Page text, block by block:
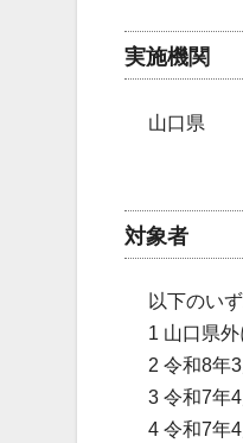
実施機関
山口県
対象者
以下のい
1 山口県
2 令和8年
3 令和7年
4 令和7年